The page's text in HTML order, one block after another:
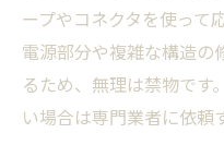
ープやコネクタを使って
電源部分や複雑な構造の
るため、無理は禁物です
い場合は専門業者に依頼